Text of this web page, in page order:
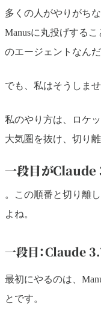
多くの人がやりがち
Manusに丸投げする
のエージェントなん
でも、私はそうしませ
私のやり方は、ロケ
大気圏を抜け、切り
一段目がClaude
。この順番と切り離
よね。
一段目：Claude
最初にやるのは、
とです。